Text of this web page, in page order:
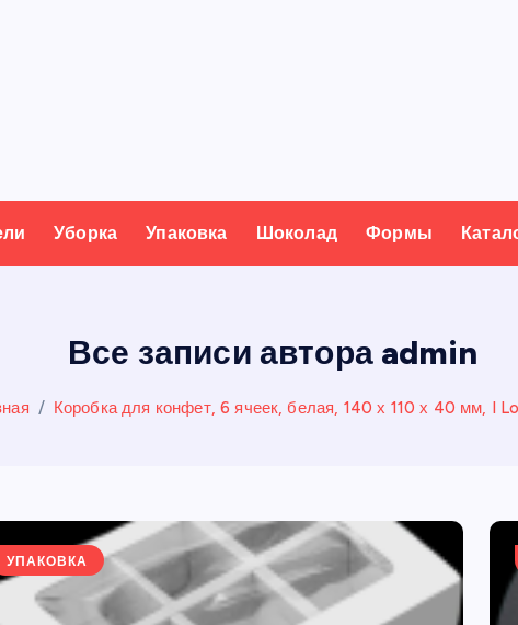
Уборка Упаковка Шоколад Формы
Все записи автора admin
Коробка для конфет, 6 ячеек, белая, 140 х 110 х 40 мм, I
УПАКОВКА